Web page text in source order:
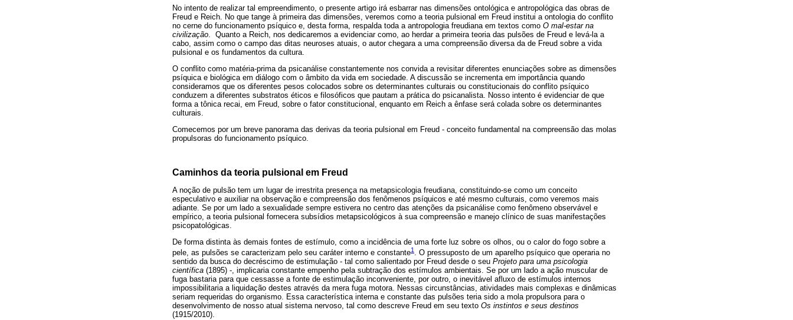
No intento de realizar tal empreendimento, o presente artigo irá esbarrar nas dimensões ontológica e antropológica das obras de
Freud e Reich. No que tange à primeira das dimensões, veremos como a teoria pulsional em Freud institui a ontologia do conflito
no cerne do funcionamento psíquico e, desta forma, respalda toda a antropologia freudiana em textos como O mal-estar na
civilização . Quanto a Reich, nos dedicaremos a evidenciar como, ao herdar a primeira teoria das pulsões de Freud e levá-la a
cabo, assim como o campo das ditas neuroses atuais, o autor chegara a uma compreensão diversa da de Freud sobre a vida
pulsional e os fundamentos da cultura.
O conflito como matéria-prima da psicanálise constantemente nos convida a revisitar diferentes enunciações sobre as dimensões
psíquica e biológica em diálogo com o âmbito da vida em sociedade. A discussão se incrementa em importância quando
consideramos que os diferentes pesos colocados sobre os determinantes culturais ou constitucionais do conflito psíquico
conduzem a diferentes substratos éticos e filosóficos que pautam a prática do psicanalista. Nosso intento é evidenciar de que
forma a tônica recai, em Freud, sobre o fator constitucional, enquanto em Reich a ênfase será colada sobre os determinantes
culturais.
Comecemos por um breve panorama das derivas da teoria pulsional em Freud - conceito fundamental na compreensão das molas
propulsoras do funcionamento psíquico.
Caminhos da teoria pulsional em Freud
A noção de pulsão tem um lugar de irrestrita presença na metapsicologia freudiana, constituindo-se como um conceito
especulativo e auxiliar na observação e compreensão dos fenômenos psíquicos e até mesmo culturais, como veremos mais
adiante. Se por um lado a sexualidade sempre estivera no centro das atenções da psicanálise como fenômeno observável e
empírico, a teoria pulsional fornecera subsídios metapsicológicos à sua compreensão e manejo clínico de suas manifestações
psicopatológicas.
De forma distinta às demais fontes de estímulo, como a incidência de uma forte luz sobre os olhos, ou o calor do fogo sobre a
pele, as pulsões se caracterizam pelo seu caráter interno e constante1 . O pressuposto de um aparelho psíquico que operaria no
sentido da busca do decréscimo de estimulação - tal como salientado por Freud desde o seu Projeto para uma psicologia
científica (1895) -, implicaria constante empenho pela subtração dos estímulos ambientais. Se por um lado a ação muscular de
fuga bastaria para que cessasse a fonte de estimulação inconveniente, por outro, o inevitável afluxo de estímulos internos
impossibilitaria a liquidação destes através da mera fuga motora. Nessas circunstâncias, atividades mais complexas e dinâmicas
seriam requeridas do organismo. Essa característica interna e constante das pulsões teria sido a mola propulsora para o
desenvolvimento de nosso atual sistema nervoso, tal como descreve Freud em seu texto Os instintos e seus destinos
(1915/2010).